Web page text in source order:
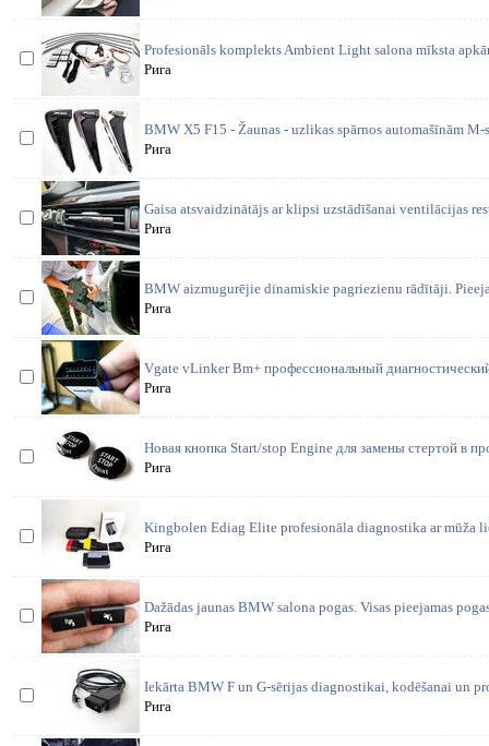
Profesionāls komplekts Ambient Light salona mīksta
Рига
BMW X5 F15 - Žaunas - uzlikas spārnos automašīnām
Рига
Gaisa atsvaidzinātājs ar klipsi uzstādīšanai ventilācijas
Рига
BMW aizmugurējie dinamiskie pagriezienu rādītāji.
Рига
Vgate vLinker Bm+ профессиональный
Рига
Новая кнопка Start/stop Engine для замены стертой в
Рига
Kingbolen Ediag Elite profesionāla diagnostika ar mūža
Рига
Dažādas jaunas BMW salona pogas. Visas pieejamas
Рига
Iekārta BMW F un G-sērijas diagnostikai, kodēšanai un
Рига